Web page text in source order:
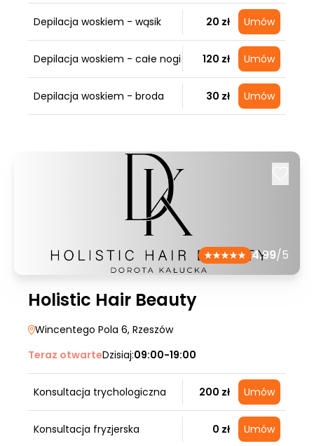
Depilacja woskiem - wąsik 20 zł Umów
Depilacja woskiem - całe nogi 120 zł Umów
Depilacja woskiem - broda 30 zł Umów
4.99/5
Holistic Hair Beauty
Wincentego Pola 6, Rzeszów
Teraz otwarteDzisiaj:09:00-19:00
Konsultacja trychologiczna 200 zł Umów
Konsultacja fryzjerska 0 zł Umów